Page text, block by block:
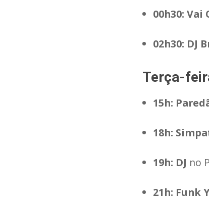
00h30: Vai
02h30: DJ
Terça-
15h:
18h:
19h: DJ no
21h: Funk